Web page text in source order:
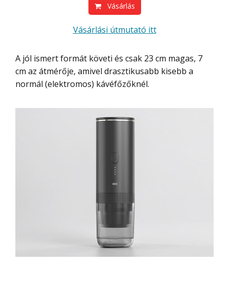
Vásárlás
Vásárlási útmutató itt
A jól ismert formát követi és csak 23 cm magas, 7
cm az átmérője, amivel drasztikusabb kisebb a
normál (elektromos) kávéfőzőknél.